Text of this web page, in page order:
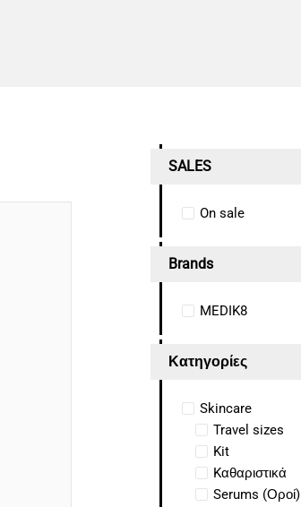
SALES
On sale
Brands
MEDIK8
Κατηγορίες
Skincare
Travel sizes
Kit
Kαθαριστικά
Serums (Οροί)